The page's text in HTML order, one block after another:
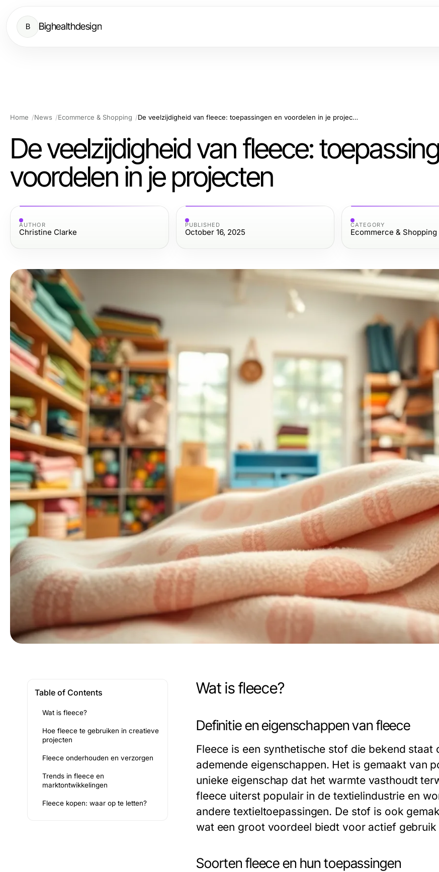
B Bighealthdesign
Home News Ecommerce & Shopping De veelzijdigheid van fleece: toepassingen en voordelen in je projecten
De veelzijdigheid van fleece:
voordelen in je projecten
AUTHOR
Christine Clarke
PUBLISHED
October 16, 2025
CATEGORY
Ecommerce & Shopping
Table of Contents
Wat is fleece?
Hoe fleece te gebruiken in creatieve
projecten
Fleece onderhouden en verzorgen
Trends in fleece en
marktontwikkelingen
Fleece kopen: waar op te letten?
Wat is fleece?
Definitie en eigenschappen van fleece
Fleece is een synthetische stof die bekend
ademende eigenschappen. Het is gemaakt van
unieke eigenschap dat het warmte vasthoudt
fleece uiterst populair in de textielindustrie en
andere textieltoepassingen. De stof is ook
wat een groot voordeel biedt voor actief
Soorten fleece en hun toepassingen